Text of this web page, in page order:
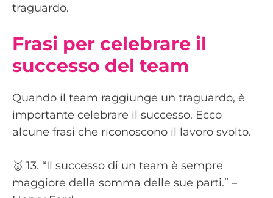
traguardo.
Frasi per celebrare il
successo del team
Quando il team raggiunge un traguardo, è
importante celebrare il successo. Ecco
alcune frasi che riconoscono il lavoro svolto.
🥇 13. “Il successo di un team è sempre
maggiore della somma delle sue parti.” –